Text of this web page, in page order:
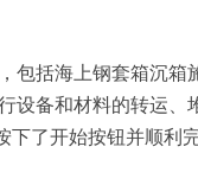
括海上钢套箱沉箱
设备和材料的转运
了开始按钮并顺利